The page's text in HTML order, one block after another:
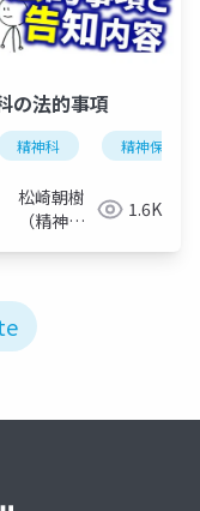
の法的事項
精神科 精神保健福
松崎朝樹
（精神科
1.6K